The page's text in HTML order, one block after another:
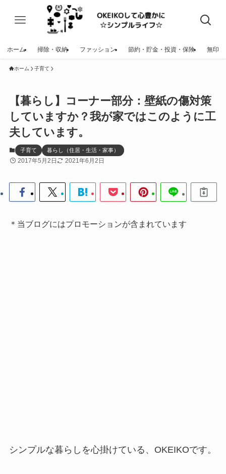
ホーム 掃除・収納 ファッション 節約・貯金・投資・保険 無印
ホーム 子育て
【暮らし】コーナー部分：壁紙の傷対策
していますか？我が家ではこのように工
夫しています。
子育て 暮らし（住居・生活・家事）
2017年5月2日 2021年6月2日
＊当ブログにはプロモーションが含まれています
シンプルな暮らしを心掛けている、OKEIKOです。